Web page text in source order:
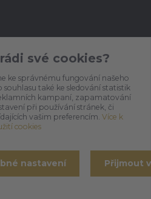
735
hod.)své cookies?
ke správnému fungování našeho
také ke sledování statistik
kampaní, zapamatování
při používání stránek, či
vašim preferencím. Více k
cookies
nastavení Přijmout